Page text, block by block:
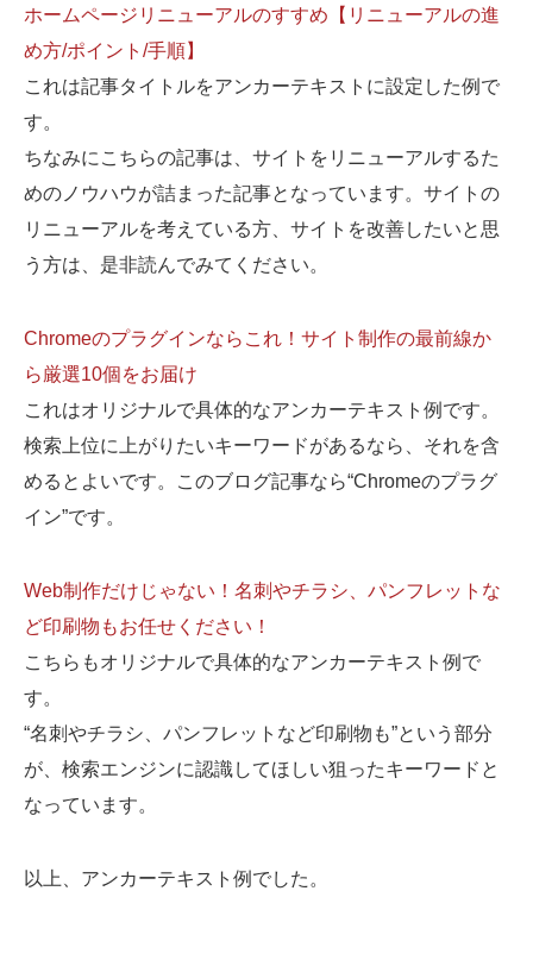
ホームページリニューアルのすすめ【リニューアルの進
め方/ポイント/手順】
これは記事タイトルをアンカーテキストに設定した例で
す。
ちなみにこちらの記事は、サイトをリニューアルするた
めのノウハウが詰まった記事となっています。サイトの
リニューアルを考えている方、サイトを改善したいと思
う方は、是非読んでみてください。
Chromeのプラグインならこれ！サイト制作の最前線か
ら厳選10個をお届け
これはオリジナルで具体的なアンカーテキスト例です。
検索上位に上がりたいキーワードがあるなら、それを含
めるとよいです。このブログ記事なら“Chromeのプラグ
イン”です。
Web制作だけじゃない！名刺やチラシ、パンフレットな
ど印刷物もお任せください！
こちらもオリジナルで具体的なアンカーテキスト例で
す。
“名刺やチラシ、パンフレットなど印刷物も”という部分
が、検索エンジンに認識してほしい狙ったキーワードと
なっています。
以上、アンカーテキスト例でした。